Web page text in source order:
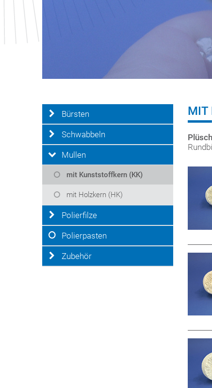
Bürsten
Schwabbeln
Mullen
mit Kunststoffkern (KK)
mit Holzkern (HK)
Polierfilze
Polierpasten
Zubehör
MIT